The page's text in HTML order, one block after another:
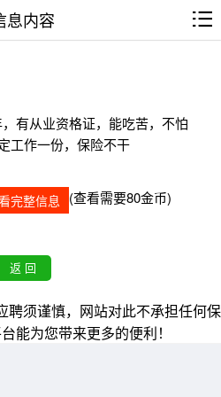
息内容
有从业资格证，能吃苦，不怕
工作一份，保险不干
完整信息 (查看需要80金币)
聘须谨慎，网站对此不承担任何保
能为您带来更多的便利！